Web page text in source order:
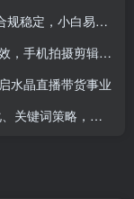
业副业优选，可复制放大
摄剪辑一站式提升
水晶直播带货事业
转化与客户开发技巧